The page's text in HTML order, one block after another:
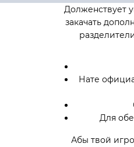
Долженствует
закачать
Нате
Для
Абы твой